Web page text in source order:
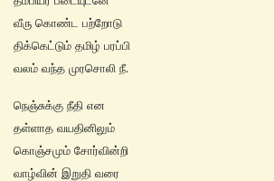
வீரு கொண்ட பற்றோடு
திக்கெட்டும் தமிழ் பரப்பி
வலம் வந்த முரசொலி நீ.
நெஞ்சுக்கு நீதி என
தள்ளாத வயதினிலும்
கொஞ்சமும் சோர்வின்றி
வாழ்வின் இறுதி வரை